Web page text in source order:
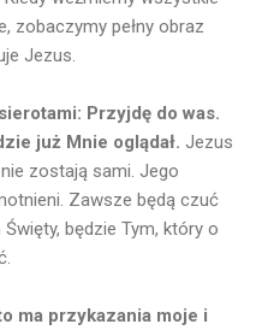
zobaczymy pełny obraz
Jezus.
Przyjdę do was.
już Mnie oglądał. Jezus
zostają sami. Jego
Zawsze będą czuć
będzie Tym, który o
ma przykazania moje i